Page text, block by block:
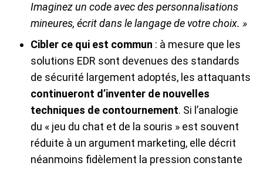
Imaginez un code avec des personnalisations
mineures, écrit dans le langage de votre choix. »
Cibler ce qui est commun : à mesure que les
solutions EDR sont devenues des standards
de sécurité largement adoptés, les attaquants
continueront d’inventer de nouvelles
techniques de contournement. Si l’analogie
du « jeu du chat et de la souris » est souvent
réduite à un argument marketing, elle décrit
néanmoins fidèlement la pression constante